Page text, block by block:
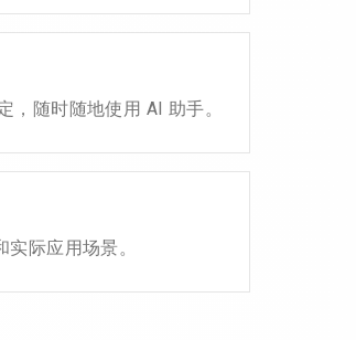
随时随地使用 AI 助手。
际应用场景。